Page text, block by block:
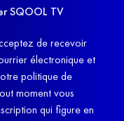
SQOOL TV
de recevoir
électronique et
politique de
moment vous
qui figure en